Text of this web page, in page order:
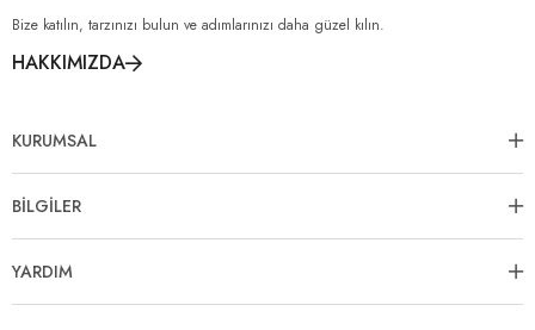
Bize katılın, tarzınızı bulun ve adımlarınızı daha güzel kılın.
HAKKIMIZDA
KURUMSAL
BİLGİLER
YARDIM